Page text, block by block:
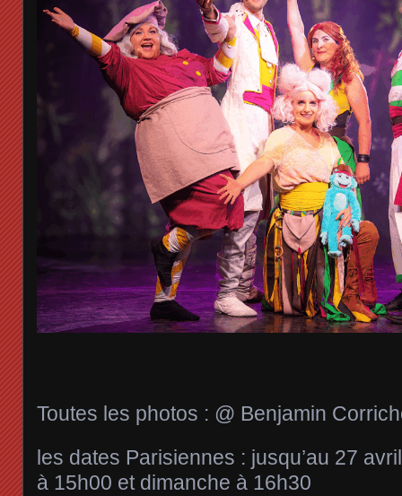
Toutes les photos : @ Benjamin
les dates Parisiennes : jusqu’au 27
à 15h00 et dimanche à 16h30